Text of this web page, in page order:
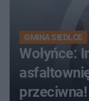
GMINA SIEDLCE
Wołyńce:
przeciwna!